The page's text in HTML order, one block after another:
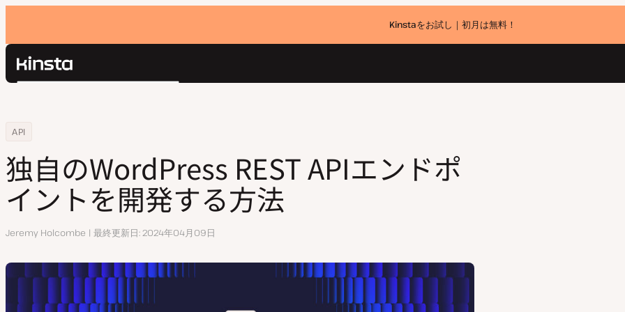
Kinstaをお試し｜初月は無料！
Kinsta®
お問い合わせ
検
Home
リソースセンター
API
独自のWordPress REST APIエンドポイントを開発する方法
独自のWordPress REST APIエンドポ
イントを開発する方法
執
Jeremy Holcombe 最終更新日 2024年04月09日